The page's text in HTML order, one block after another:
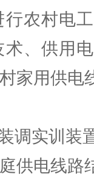
农村电
、供用
家用供电
调实训装
供电线路